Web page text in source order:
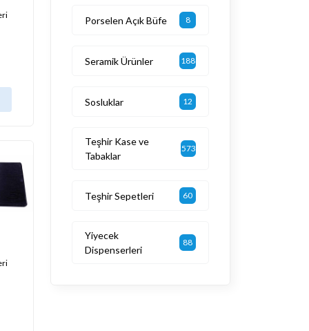
Porselen Açık Büfe 8
Seramik Ürünler 188
Sosluklar 12
Teşhir Kase ve
Tabaklar
573
Teşhir Sepetleri 60
Yiyecek
Dispenserleri
88